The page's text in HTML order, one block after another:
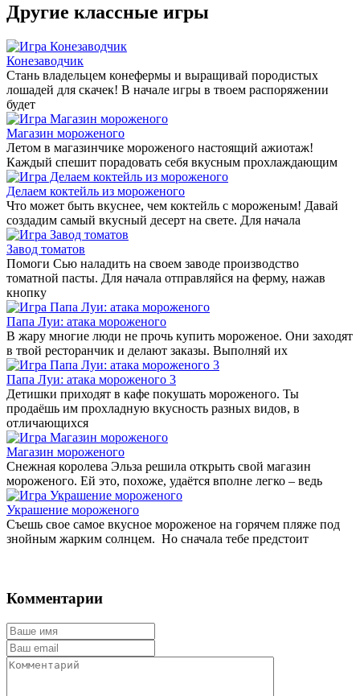
Другие классные игры
Конезаводчик
Стань владельцем конефермы и выращивай породистых
лошадей для скачек! В начале игры в твоем распоряжении
будет
Магазин мороженого
Летом в магазинчике мороженого настоящий ажиотаж!
Каждый спешит порадовать себя вкусным прохлаждающим
Делаем коктейль из мороженого
Что может быть вкуснее, чем коктейль с мороженым! Давай
создадим самый вкусный десерт на свете. Для начала
Завод томатов
Помоги Сью наладить на своем заводе производство
томатной пасты. Для начала отправляйся на ферму, нажав
кнопку
Папа Луи: атака мороженого
В жару многие люди не прочь купить мороженое. Они заходят
в твой ресторанчик и делают заказы. Выполняй их
Папа Луи: атака мороженого 3
Детишки приходят в кафе покушать мороженого. Ты
продаёшь им прохладную вкусность разных видов, в
отличающихся
Магазин мороженого
Снежная королева Эльза решила открыть свой магазин
мороженого. Ей это, похоже, удаётся вполне легко – ведь
Украшение мороженого
Съешь свое самое вкусное мороженое на горячем пляже под
знойным жарким солнцем. Но сначала тебе предстоит
Комментарии